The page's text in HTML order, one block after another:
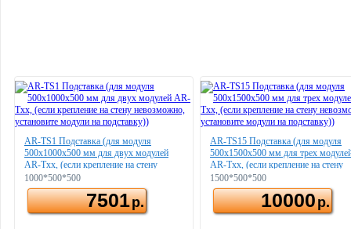
AR-TS1 Подставка (для модуля
500х1000x500 мм для двух модулей
AR-Txx, (если крепление на стену
невозможно, установите модули на
подставку))
1000*500*500
7501р.
AR-TS15 Подставка (для модуля
500х1500x500 мм для трех
AR-Txx, (если крепление на стену
невозможно, установите модули на
подставку))
1500*500*500
10000р.